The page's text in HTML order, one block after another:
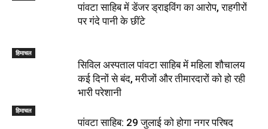
पांवटा साहिब में डेंजर ड्राइविंग का आरोप, राहगीरों
पर गंदे पानी के छींटे
हिमाचल
सिविल अस्पताल पांवटा साहिब में महिला शौचालय
कई दिनों से बंद, मरीजों और तीमारदारों को हो रही
भारी परेशानी
हिमाचल
पांवटा साहिब: 29 जुलाई को होगा नगर परिषद